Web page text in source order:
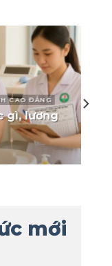
TIN TỨC
Hàng
gì, lương
mới